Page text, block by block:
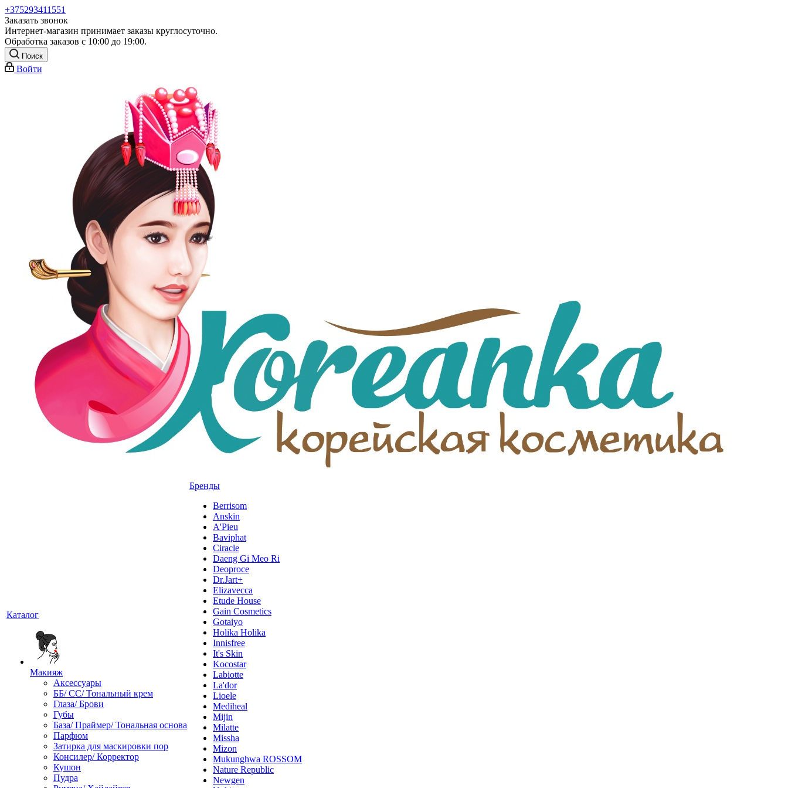
+375293411551
Заказать звонок
Интернет-магазин принимает заказы круглосуточно.
Обработка заказов с 10:00 до 19:00.
Поиск
Войти
Каталог
Макияж
Аксессуары
ББ/ СС/ Тональный крем
Глаза/ Брови
Губы
База/ Праймер/ Тональная основа
Парфюм
Затирка для маскировки пор
Консилер/ Корректор
Кушон
Пудра
Бренды
Berrisom
Anskin
A'Pieu
Baviphat
Ciracle
Daeng Gi Meo Ri
Deoproce
Dr.Jart+
Elizavecca
Etude House
Gain Cosmetics
Gotaiyo
Holika Holika
Innisfree
It's Skin
Kocostar
Labiotte
La'dor
Lioele
Mediheal
Mijin
Milatte
Missha
Mizon
Mukunghwa ROSSOM
Nature Republic
Newgen